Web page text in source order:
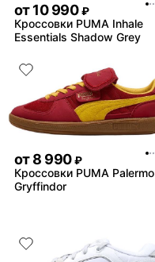
от10 990 ₽
Кроссовки PUMA Inhale
Essentials Shadow Grey
от8 990 ₽
Кроссовки PUMA Palermo
Gryffindor